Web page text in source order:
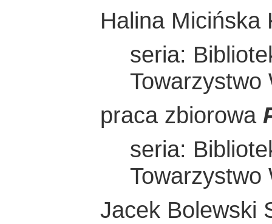
Halina
seria:
Towarzystwo
praca zbiorowa
seria:
Towarzystwo
Jacek Bolewski